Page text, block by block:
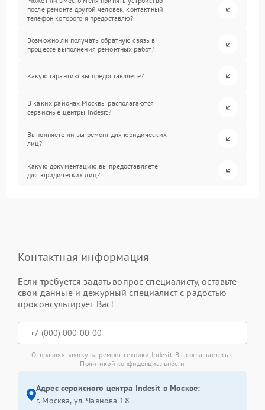
после ремонта другой человек, контактный
телефон которого я предоставлю?
Возможно ли получать обратную связь в
процессе выполнения ремонтных работ?
Какую гарантию вы предоставляете?
В каких районах Москвы располагаются
сервисные центры Indesit?
Выполняете ли вы ремонт для юридических
лиц?
Какую документацию вы предоставляете
для юридических лиц?
Контактная информация
Если требуется задать вопрос специалисту, оставьте
свои данные и дежурный специалист с радостью
проконсультирует Вас!
Отправляя заявку на ремонт техники Indesit, Вы соглашаетесь с
Политикой конфиденциальности
Адрес сервисного центра Indesit в Москве:
г. Москва, ул. Чаянова 18